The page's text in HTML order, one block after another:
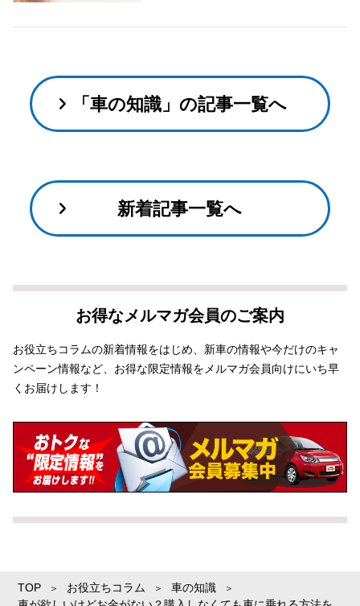
「車の知識」の記事一覧へ
新着記事一覧へ
お得なメルマガ会員のご案内
お役立ちコラムの新着情報をはじめ、新車の情報や今だけのキャ
ンペーン情報など、お得な限定情報をメルマガ会員向けにいち早
くお届けします！
TOP お役立ちコラム
車の知識